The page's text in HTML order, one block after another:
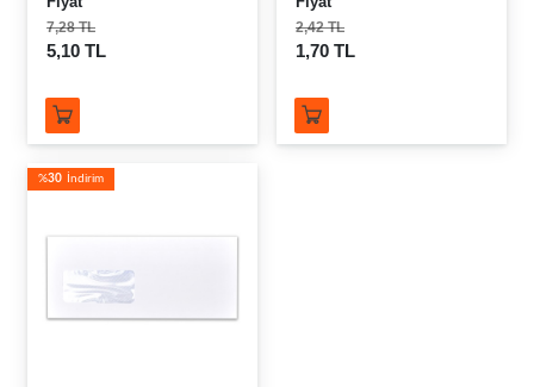
7,28 TL
5,10 TL
2,42 TL
1,70 TL
%30 İndirim